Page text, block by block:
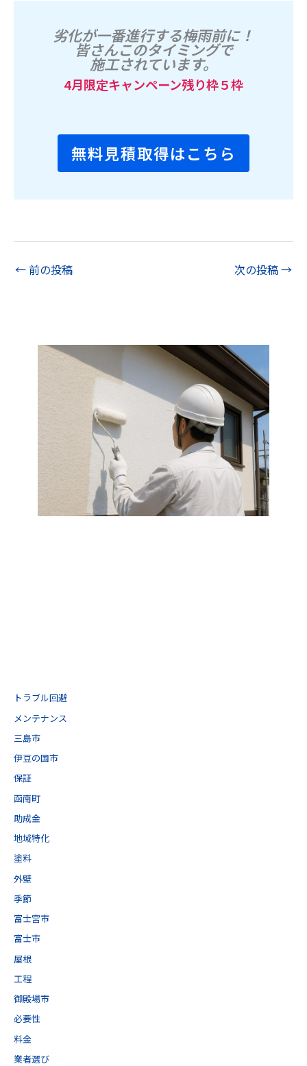
劣化が一番進行する梅雨前に！
皆さんこのタイミングで
施工されています。
4月限定キャンペーン残り枠５枠
無料見積取得はこちら
←前の投稿 次の投稿→
トラブル回避
メンテナンス
三島市
伊豆の国市
保証
函南町
助成金
地域特化
塗料
外壁
季節
富士宮市
富士市
屋根
工程
御殿場市
必要性
料金
業者選び